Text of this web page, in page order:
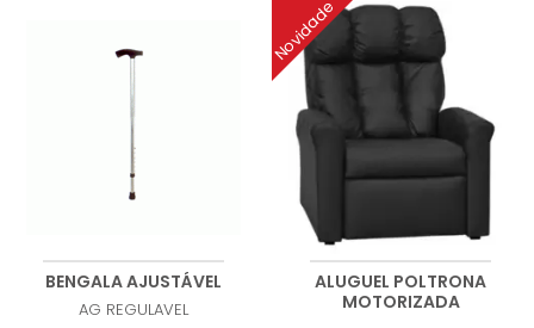
BENGALA AJUSTÁVEL
AG REGULAVEL
Novidade
ALUGUEL POLTRONA
MOTORIZADA